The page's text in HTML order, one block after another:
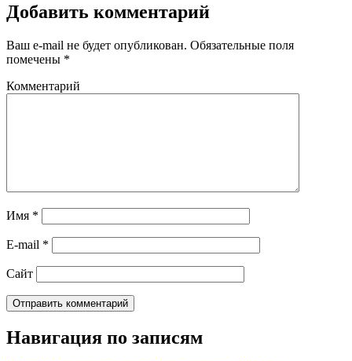
Добавить комментарий
Ваш e-mail не будет опубликован. Обязательные поля
помечены *
Комментарий
Имя *
E-mail *
Сайт
Навигация по записям